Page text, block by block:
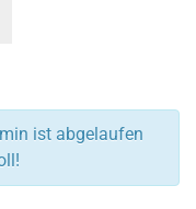
ist abgelaufen